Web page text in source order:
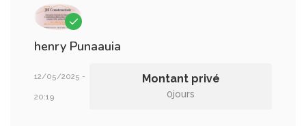
henry Punaauia
12/05/2025 -
20:19
Montant privé
0jours